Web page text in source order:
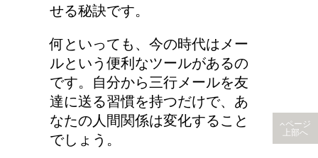
せる秘訣です。
何といっても、今の時代はメー
ルという便利なツールがあるの
です。自分から三行メールを友
達に送る習慣を持つだけで、あ
なたの人間関係は変化すること
でしょう。
ページ
上部へ